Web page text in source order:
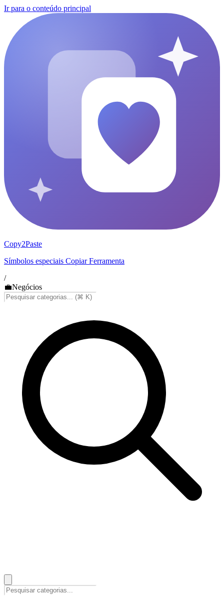
Ir para o conteúdo principal
Copy2Paste
Símbolos especiais Copiar Ferramenta
/
💼Negócios